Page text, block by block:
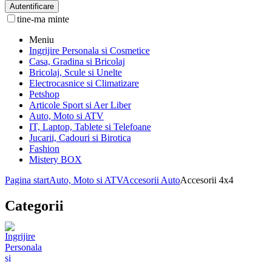
Autentificare
tine-ma minte
Meniu
Ingrijire Personala si Cosmetice
Casa, Gradina si Bricolaj
Bricolaj, Scule si Unelte
Electrocasnice si Climatizare
Petshop
Articole Sport si Aer Liber
Auto, Moto si ATV
IT, Laptop, Tablete si Telefoane
Jucarii, Cadouri si Birotica
Fashion
Mistery BOX
Pagina startAuto, Moto si ATVAccesorii AutoAccesorii 4x4
Categorii